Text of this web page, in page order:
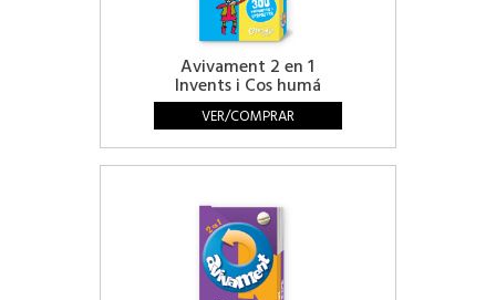
Avivament 2 en 1
Invents i Cos humá
VER/COMPRAR